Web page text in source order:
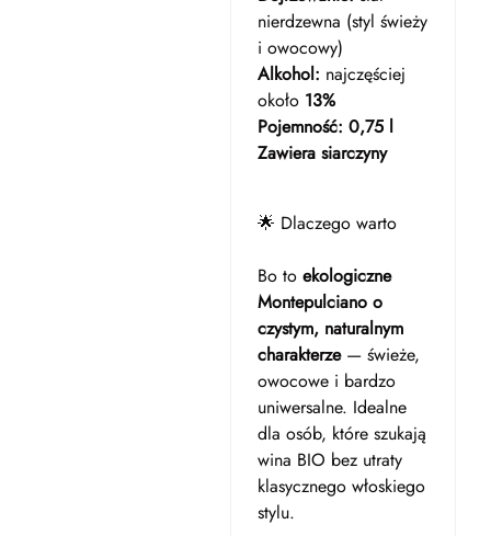
nierdzewna (styl świeży
i owocowy)
Alkohol: najczęściej
około 13%
Pojemność: 0,75 l
Zawiera siarczyny
🌟 Dlaczego warto
Bo to ekologiczne
Montepulciano o
czystym, naturalnym
charakterze— świeże,
owocowe i bardzo
uniwersalne. Idealne
dla osób, które szukają
wina BIO bez utraty
klasycznego włoskiego
stylu.